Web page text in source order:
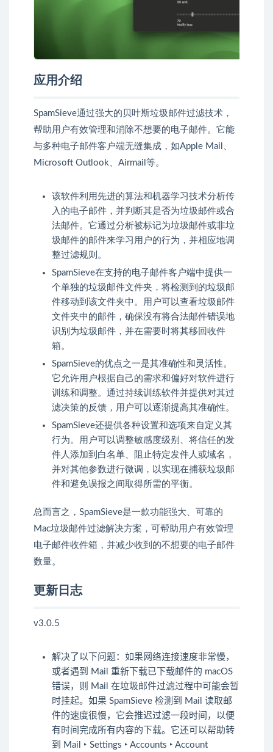
应用介绍
SpamSieve通过强大的贝叶斯垃圾邮件过滤技术，
帮助用户有效管理和消除不想要的电子邮件。它能
与多种电子邮件客户端无缝集成，如Apple Mail、
Microsoft Outlook、Airmail等。
该软件利用先进的算法和机器学习技术分析传
入的电子邮件，并判断其是否为垃圾邮件或合
法邮件。它通过分析被标记为垃圾邮件或非垃
圾邮件的邮件来学习用户的行为，并相应地调
整过滤规则。
SpamSieve在支持的电子邮件客户端中提供一
个单独的垃圾邮件文件夹，将检测到的垃圾邮
件移动到该文件夹中。用户可以查看垃圾邮件
文件夹中的邮件，确保没有将合法邮件错误地
识别为垃圾邮件，并在需要时将其移回收件
箱。
SpamSieve的优点之一是其准确性和灵活性。
它允许用户根据自己的需求和偏好对软件进行
训练和调整。通过持续训练软件并提供对其过
滤决策的反馈，用户可以逐渐提高其准确性。
SpamSieve还提供各种设置和选项来自定义其
行为。用户可以调整敏感度级别、将信任的发
件人添加到白名单、阻止特定发件人或域名，
并对其他参数进行微调，以实现在捕获垃圾邮
件和避免误报之间取得所需的平衡。
总而言之，SpamSieve是一款功能强大、可靠的
Mac垃圾邮件过滤解决方案，可帮助用户有效管理
电子邮件收件箱，并减少收到的不想要的电子邮件
数量。
更新日志
v3.0.5
解决了以下问题：如果网络连接速度非常慢，
或者遇到 Mail 重新下载已下载邮件的 macOS
错误，则 Mail 在垃圾邮件过滤过程中可能会暂
时挂起。如果 SpamSieve 检测到 Mail 读取邮
件的速度很慢，它会推迟过滤一段时间，以便
有时间完成所有内容的下载。它还可以帮助转
到 Mail ‣ Settings ‣ Accounts ‣ Account